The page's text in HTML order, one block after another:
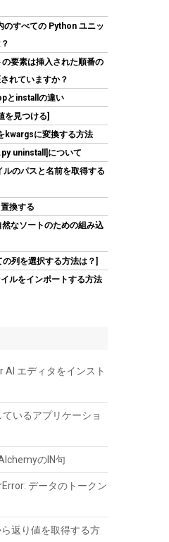
M.2 NVMe 2280
/ PS5動作確認済み
高耐久3D NAND
ーカー5年保証
こちら
9060 XT 搭載 グラフ
DF
)
のすべての Python ユニッ
要素は挿入された順番の
れていますか？
とinstallの違い
を見つける]
kwargsに変換する方法
uninstall]について
のパスと名前を取得する
換する
なソートのための組み込
列を選択する方法は？]
ルをインポートする方法
AI エディタをインスト
ているアプリケーショ
のIN句
データのトークン
返り値を取得する方